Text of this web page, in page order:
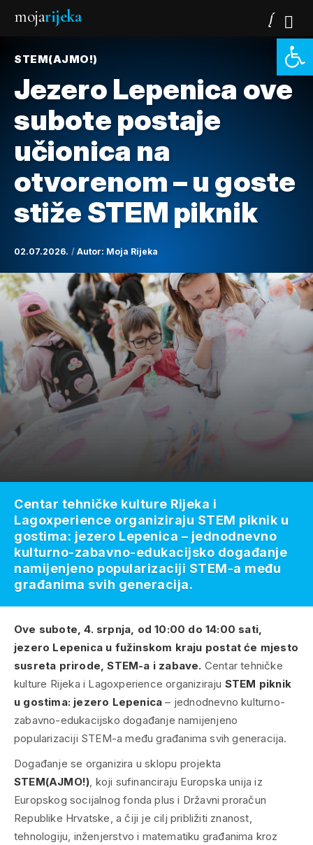
mojarijeka
STEM(AJMO!)
Jezero Lepenica ove
subote postaje
učionica na
otvorenom – u goste
stiže STEM piknik
02.07.2026. Autor: Moja Rijeka
Ove subote, 4. srpnja, od 10:00 do 14:00 sati,
jezero Lepenica u fužinskom kraju postat će mjesto
susreta prirode, STEM-a i zabave. Centar tehničke
kulture Rijeka i Lagoxperience organiziraju STEM piknik
u gostima: jezero Lepenica – jednodnevno kulturno-
zabavno-edukacijsko događanje namijenjeno
popularizaciji STEM-a među građanima svih generacija.
Događanje se organizira u sklopu projekta
STEM(AJMO!) , koji sufinanciraju Europska unija iz
Europskog socijalnog fonda plus i Državni proračun
Republike Hrvatske, a čiji je cilj približiti znanost,
tehnologiju, inženjerstvo i matematiku građanima kroz
Centar tehničke kulture Rijeka i
Lagoxperience organiziraju STEM piknik u
gostima: jezero Lepenica – jednodnevno
kulturno-zabavno-edukacijsko događanje
namijenjeno popularizaciji STEM-a među
građanima svih generacija.